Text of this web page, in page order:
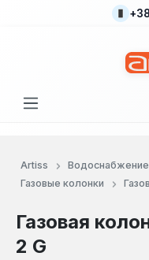
Перейти к
Artiss Водоснабжение
Газовые колонки
Газовая
2 G